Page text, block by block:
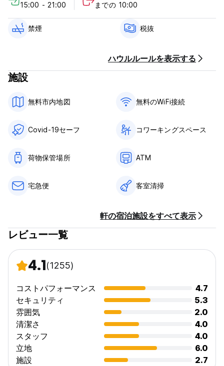
私達はおそらく私達のまわりで通りの自由な駐車を見つけること
ができる唯一のホステルです。 細部については私達に連絡して下
さい!
私達はバスへの空港に動く歩いて行ける距離、列車および直接バ
くことができることを意味します。
主要な魅力および公共交通機関に閉めて下さい。 ケーブル・カ
コの訪問者の局および中華街への歩いて行ける距離の中では。
って48時間到着日付前のなされなければなりません。 あなたの
確認の電子メールによってホステルにそのまま直接連絡して下さ
んが、で当然チェックインして下さい。 夜****ごとの**** $3の
30canにわたる男性寮のベッドを占めないため。
15:00 - 21:00
までの 10:00
禁煙 税抜
ハウルルールを表示する
施設
無料市内地図 無料のWiFi接続
Covid-19セーフ コワーキングスペース
荷物保管場所 ATM
宅急便 客室清掃
軒の宿泊施設をすべて表示
レビュー一覧
4.1(1255)
コストパフォーマンス
4.7
セキュリティ
5.3
雰囲気
2.0
清潔さ
4.0
スタッフ
4.0
立地
6.0
施設
2.7